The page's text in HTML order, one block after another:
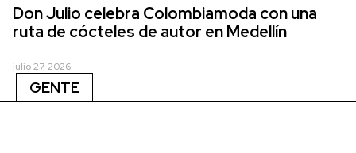
Don Julio celebra Colombiamoda con una
ruta de cócteles de autor en Medellín
julio 27, 2026
GENTE